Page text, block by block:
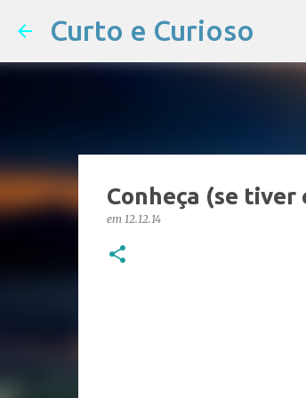
Curto e Curioso
Conheça (se tiver
em 12.12.14